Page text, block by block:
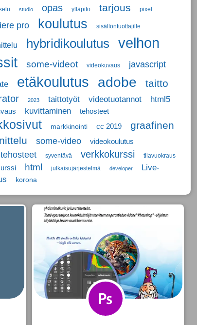
studio opas ylläpito tarjous pixel
pro koulutus sisällöntuottajille
hybridikoulutus
velhon
some-videot videokuvaus javascript
etäkoulutus adobe taitto
2023 taittotyöt videotuotannot html5
kuvittaminen tehosteet
markkinointi cc 2019
graafinen
some-video videokoulutus
syventävä verkkokurssi tilavuokraus
html julkaisujärjestelmä developer
Live-
korona